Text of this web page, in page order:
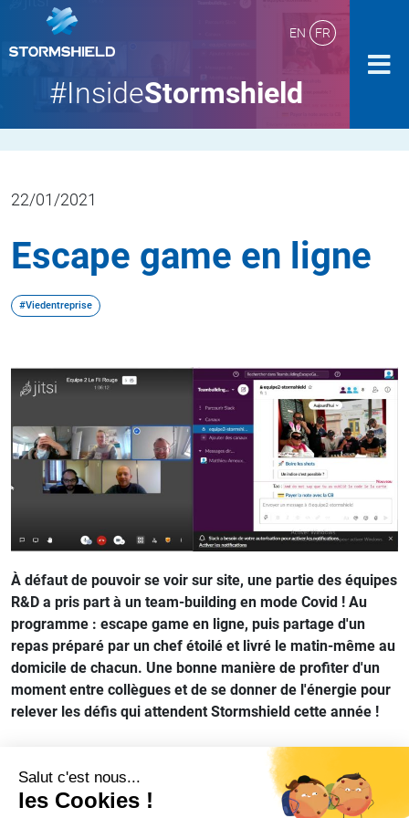
EN FR
#InsideStormshield
22/01/2021
Escape game en ligne
#Viedentreprise
À défaut de pouvoir se voir sur site, une partie des équipes
R&D a pris part à un team-building en mode Covid ! Au
programme : escape game en ligne, puis partage d'un
repas préparé par un chef étoilé et livré le matin-même au
domicile de chacun. Une bonne manière de profiter d'un
moment entre collègues et de se donner de l'énergie pour
relever les défis qui attendent Stormshield cette année !
Partager sur Copier le lien